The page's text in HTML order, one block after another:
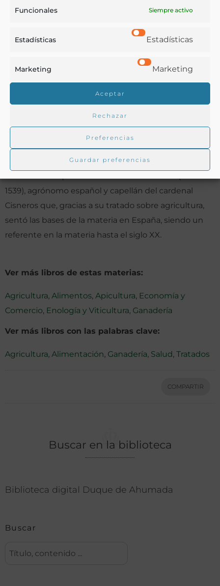
Funcionales Siempre activo
Estadísticas Estadísticas
Marketing Marketing
Aceptar
Rechazar
Preferencias
Guardar preferencias
Reproducción facsímil de la edición de 1513. Valencia:
Toledo: Brocar. 1520 Norton, 1144.
de Henares: Miguel de Guia. 20 de abril de 1524. [1], ij-
cxxviij h.; Fol.
Madrid: por Luis Sanchel. 1598. ff. [12], 376 [356]. 8vo.
Madrid: Atlas, 1970. C, 407 p.
Notas:
1539), agrónomo español y capellán del cardenal
Cisneros que, gracias a su tratado sobre agricultura,
sentó las bases de la materia en España, siendo un
referente en la materia hasta el siglo XX.
Ver más libros de estas materias:
Agricultura, Alimentos, Apicultura, Economía y
Comercio, Enología y Viticultura, Ganadería
Ver más libros con las palabras clave:
Agricultura, Alimentación, Ganadería, Salud , Tratados
COMPARTIR
Buscar en la biblioteca
Biblioteca digital Duque de Ahumada
Buscar